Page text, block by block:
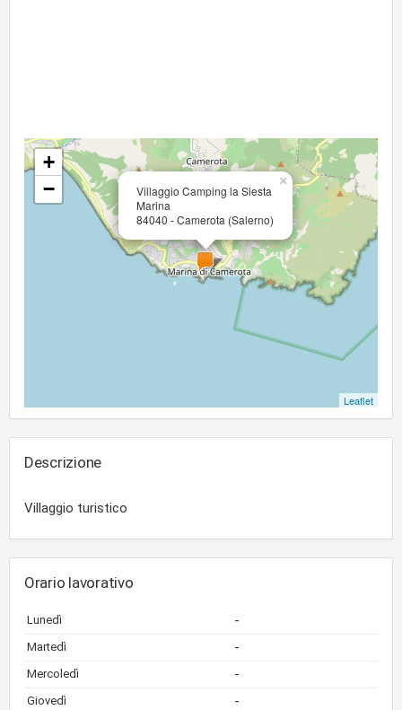
Villaggio Camping la Siesta
Marina
84040 - Camerota (Salerno)
×
+
−
Leaflet
Descrizione
Villaggio turistico
Orario lavorativo
Lunedì -
Martedì -
Mercoledì -
Giovedì -